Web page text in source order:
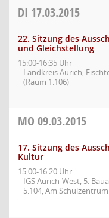
DI 17.03.2015
22. Sitzung des
und Gleichstellung
15:00-16:35 Uhr
Landkreis Aurich,
(Raum 1.106)
MO 09.03.2015
17. Sitzung des
Kultur
15:00-16:20 Uhr
IGS Aurich-West, 5.
5.104, Am